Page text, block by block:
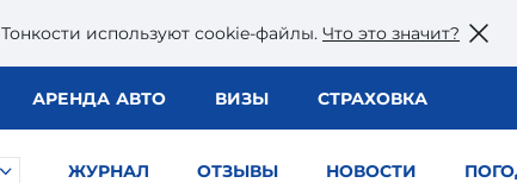
Тонкости используют сookie-файлы. Что это значит?
АРЕНДА АВТО ВИЗЫ СТРАХОВКА
ЖУРНАЛ ОТЗЫВЫ НОВОСТИ